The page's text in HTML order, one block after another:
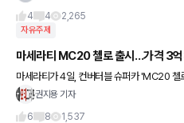
4
4 2,265
자유주제
마세라티 MC20 첼로 출시…가격 3
마세라티가 4일, 컨버터블 슈퍼카 'MC20 첼
(왼쪽부터) 마세라티 아태지역 기무라 다카유
권지용 기자
6
8 1,537